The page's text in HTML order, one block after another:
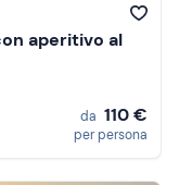
aperitivo al
da 110 €
per persona